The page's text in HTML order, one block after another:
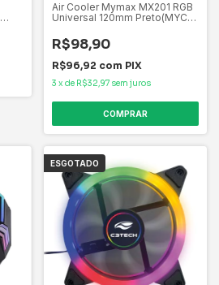
Air Cooler Mymax MX201 RGB
Universal 120mm Preto(MYC-
R$98,90
R$96,92 com PIX
3 x de R$32,97 sem juros
ESGOTADO